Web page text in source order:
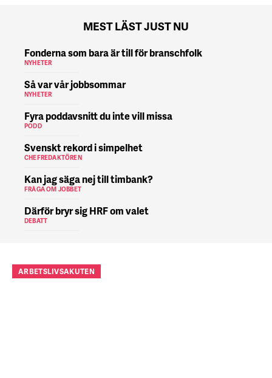
MEST LÄST JUST NU
Fonderna som bara är till för branschfolk
NYHETER
Så var vår jobbsommar
NYHETER
Fyra poddavsnitt du inte vill missa
PODD
Svenskt rekord i simpelhet
CHEFREDAKTÖREN
Kan jag säga nej till timbank?
FRÅGA OM JOBBET
Därför bryr sig HRF om valet
DEBATT
ARBETSLIVSAKUTEN